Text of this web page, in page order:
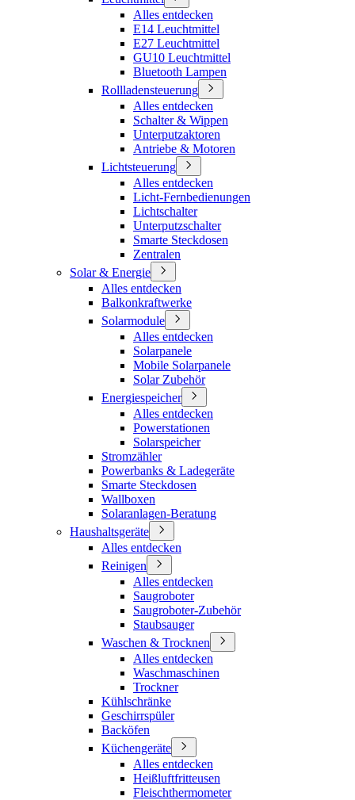
Alles entdecken
E14 Leuchtmittel
E27 Leuchtmittel
GU10 Leuchtmittel
Bluetooth Lampen
Rollladensteuerung
Alles entdecken
Schalter & Wippen
Unterputzaktoren
Antriebe & Motoren
Lichtsteuerung
Alles entdecken
Licht-Fernbedienungen
Lichtschalter
Unterputzschalter
Smarte Steckdosen
Zentralen
Solar & Energie
Alles entdecken
Balkonkraftwerke
Solarmodule
Alles entdecken
Solarpanele
Mobile Solarpanele
Solar Zubehör
Energiespeicher
Alles entdecken
Powerstationen
Solarspeicher
Stromzähler
Powerbanks & Ladegeräte
Smarte Steckdosen
Wallboxen
Solaranlagen-Beratung
Haushaltsgeräte
Alles entdecken
Reinigen
Alles entdecken
Saugroboter
Saugroboter-Zubehör
Staubsauger
Waschen & Trocknen
Alles entdecken
Waschmaschinen
Trockner
Kühlschränke
Geschirrspüler
Backöfen
Küchengeräte
Alles entdecken
Heißluftfritteusen
Fleischthermometer